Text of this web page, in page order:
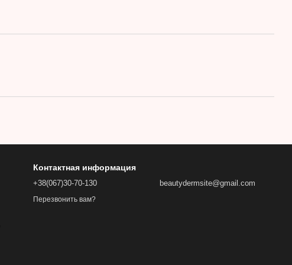
Контактная информация
+38(067)30-70-130
Перезвонить вам?
beautydermsite@gmail.com